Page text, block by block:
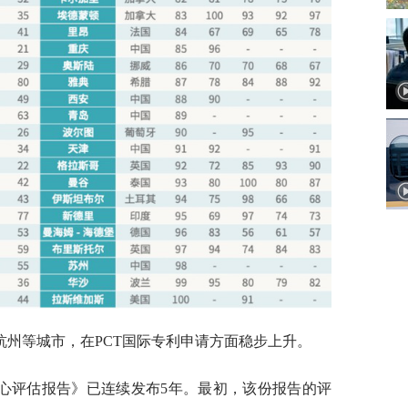
等城市，在PCT国际专利申请方面稳步上升。
评估报告》已连续发布5年。最初，该份报告的评